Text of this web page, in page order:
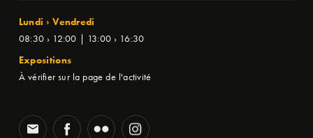
Lundi › Vendredi
08:30 › 12:00 | 13:00 › 16:30
Expositions
À vérifier sur la page de l'activité